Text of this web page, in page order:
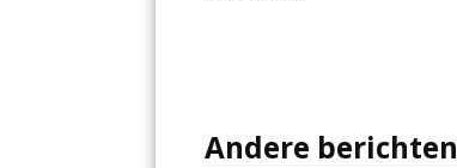
Andere berichten